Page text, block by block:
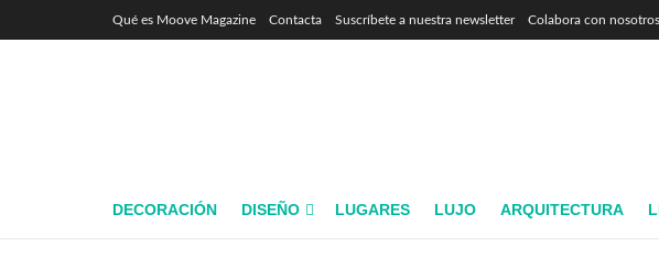
Qué es Moove Magazine Contacta Suscríbete a nuestra newsletter Colabora con nosotros
DECORACIÓN DISEÑO LUGARES LUJO ARQUITECTURA